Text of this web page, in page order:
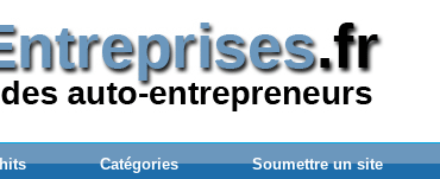
Catégories Soumettre un site